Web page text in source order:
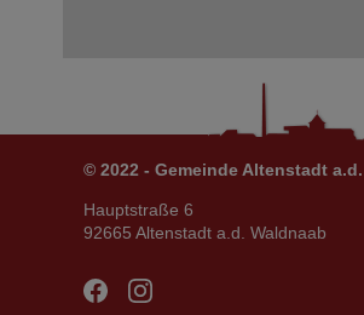
© 2022 - Gemeinde Altenstadt
Hauptstraße 6
92665 Altenstadt a.d. Waldnaab